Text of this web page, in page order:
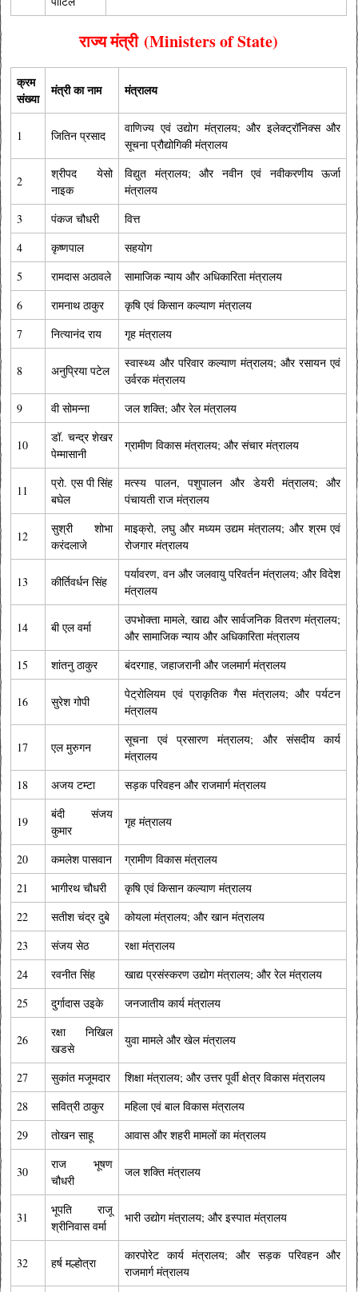
राज्य मंत्री (Ministers of State)
क्रम
संख्या
मंत्री का नाम मंत्रालय
1 जितिन प्रसाद
वाणिज्य एवं उद्योग मंत्रालय; और इलेक्ट्रॉनिक्स और
सूचना प्रौद्योगिकी मंत्रालय
2
श्रीपद येसो
नाइक
विद्युत मंत्रालय; और नवीन एवं नवीकरणीय ऊर्जा
मंत्रालय
3
पंकज चौधरी
वित्त
4
कृष्णपाल
सहयोग
5
रामदास अठावले
सामाजिक न्याय और अधिकारिता मंत्रालय
6
रामनाथ ठाकुर
कृषि एवं किसान कल्याण मंत्रालय
7
नित्यानंद राय गृह मंत्रालय
8 अनुप्रिया पटेल
स्वास्थ्य और परिवार कल्याण मंत्रालय; और रसायन एवं
उर्वरक मंत्रालय
9
वी सोमन्ना जल शक्ति; और रेल मंत्रालय
10
डॉ. चन्द्र शेखर
पेम्मासानी
ग्रामीण विकास मंत्रालय; और संचार मंत्रालय
11
प्रो. एस पी सिंह
बघेल
मत्स्य पालन, पशुपालन और डेयरी मंत्रालय; और
पंचायती राज मंत्रालय
12
सुश्री शोभा
करंदलाजे
माइक्रो, लघु और मध्यम उद्यम मंत्रालय; और श्रम एवं
रोजगार मंत्रालय
13 कीर्तिवर्धन सिंह
पर्यावरण, वन और जलवायु परिवर्तन मंत्रालय; और विदेश
मंत्रालय
14 बी एल वर्मा
उपभोक्ता मामले, खाद्य और सार्वजनिक वितरण मंत्रालय;
और सामाजिक न्याय और अधिकारिता मंत्रालय
15
शांतनु ठाकुर बंदरगाह, जहाजरानी और जलमार्ग मंत्रालय
16 सुरेश गोपी
पेट्रोलियम एवं प्राकृतिक गैस मंत्रालय; और पर्यटन
मंत्रालय
17 एल मुरुगन
सूचना एवं प्रसारण मंत्रालय; और संसदीय कार्य
मंत्रालय
18
अजय टम्टा सड़क परिवहन और राजमार्ग मंत्रालय
19
बंदी संजय
कुमार
गृह मंत्रालय
20 कमलेश पासवान
ग्रामीण विकास मंत्रालय
21
भागीरथ चौधरी
कृषि एवं किसान कल्याण मंत्रालय
22
सतीश चंद्र दुबे
कोयला मंत्रालय; और खान मंत्रालय
23
संजय सेठ
रक्षा मंत्रालय
24
रवनीत सिंह
खाद्य प्रसंस्करण उद्योग मंत्रालय; और रेल मंत्रालय
25
दुर्गादास उइके जनजातीय कार्य मंत्रालय
26
रक्षा निखिल
खडसे
युवा मामले और खेल मंत्रालय
27 सुकांत मजूमदार
शिक्षा मंत्रालय; और उत्तर पूर्वी क्षेत्र विकास मंत्रालय
28
सवित्री ठाकुर
महिला एवं बाल विकास मंत्रालय
29
तोखन साहू आवास और शहरी मामलों का मंत्रालय
30
राज भूषण
चौधरी
जल शक्ति मंत्रालय
31
भूपति राजू
श्रीनिवास वर्मा
भारी उद्योग मंत्रालय; और इस्पात मंत्रालय
32 हर्ष मल्होत्रा
कारपोरेट कार्य मंत्रालय; और सड़क परिवहन और
राजमार्ग मंत्रालय